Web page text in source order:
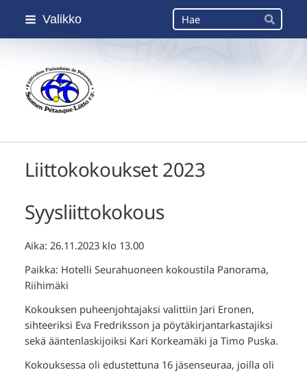
Siirry
Valikko Haku
Hae
Suomen Petanque-Liitto
Liittokokoukset 2023
Syysliittokokous
Aika: 26.11.2023 klo 13.00
Paikka: Hotelli Seurahuoneen kokoustila Panorama,
Riihimäki
Kokouksen puheenjohtajaksi valittiin Jari Eronen,
sihteeriksi Eva Fredriksson ja pöytäkirjantarkastajiksi
sekä ääntenlaskijoiksi Kari Korkeamäki ja Timo Puska.
Kokouksessa oli edustettuna 16 jäsenseuraa, joilla oli